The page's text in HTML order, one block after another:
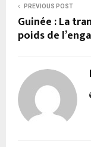
PREVIOUS POST
Guinée : La
poids de